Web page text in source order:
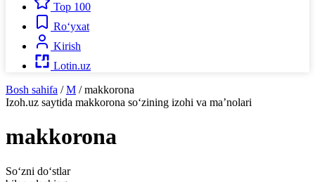
Top 100
Ro‘yxat
Kirish
Lotin.uz
Bosh sahifa / M / makkorona
Izoh.uz saytida makkorona so‘zining izohi va ma’nolari
makkorona
So‘zni do‘stlar